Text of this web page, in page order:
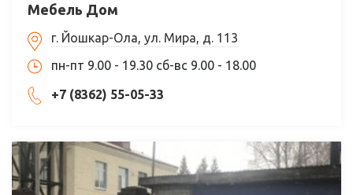
Мебель Дом
г. Йошкар-Ола, ул. Мира, д. 113
пн-пт 9.00 - 19.30 сб-вс 9.00 - 18.00
+7 (8362) 55-05-33